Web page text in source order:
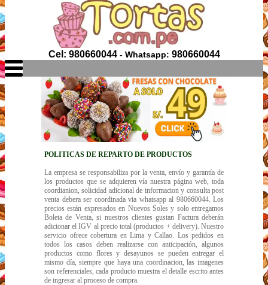
Cel: 980660044- Whatsapp: 980660044
POLITICAS DE REPARTO DE PRODUCTOS
La empresa se responsabiliza por la venta, envío y garantía de
los productos que se adquieren vía nuestra página web, toda
coordianion, solicidad adicional de informacion y consulta post
venta debera ser coordinada via whatsapp al 980660044. Los
precios están expresados en Nuevos Soles y solo entregamos
Boleta de Venta, si nuestros clientes gustan Factura deberán
adicionar el IGV al precio total (productos + delivery). Nuestro
servicio ofrece cobertura en Lima y Callao. Los pedidos en
todos los casos deben realizarse con anticipación, algunos
productos como flores y desayunos se pueden entregar el
mismo día, siempre que haya una coordinacion, las imagenes
son referenciales, cada producto muestra el detalle escrito antes
de ingresar al proceso de compra.